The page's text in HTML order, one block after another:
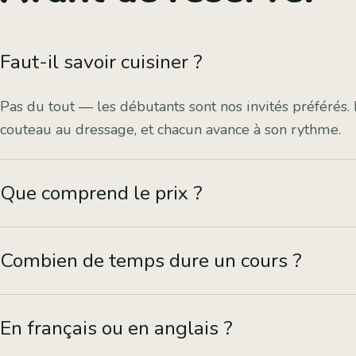
Faut-il savoir cuisiner ?
Pas du tout — les débutants sont nos invités préférés.
couteau au dressage, et chacun avance à son rythme.
Que comprend le prix ?
dégusté sur place dans la galerie, le tablier et les
Combien de temps dure un cours ?
déguster ce qu'on a préparé.
En français ou en anglais ?